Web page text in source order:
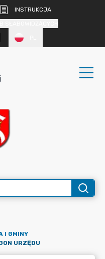
INSTRUKCJA
I GMINY
URZĘDU